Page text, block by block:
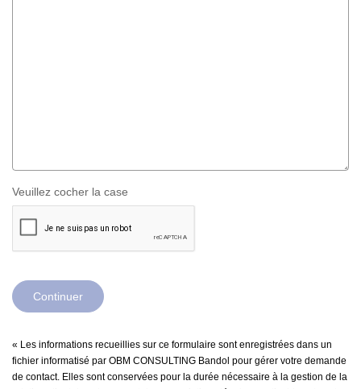
Veuillez cocher la case
Continuer
« Les informations recueillies sur ce formulaire sont enregistrées dans un
fichier informatisé par OBM CONSULTING Bandol pour gérer votre demande
de contact. Elles sont conservées pour la durée nécessaire à la gestion de la